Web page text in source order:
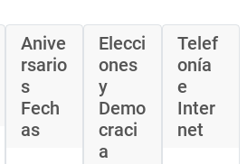
Anive
rsario
s
Fech
as
Elecci
ones
y
Demo
craci
a
Telef
onía
e
Inter
net